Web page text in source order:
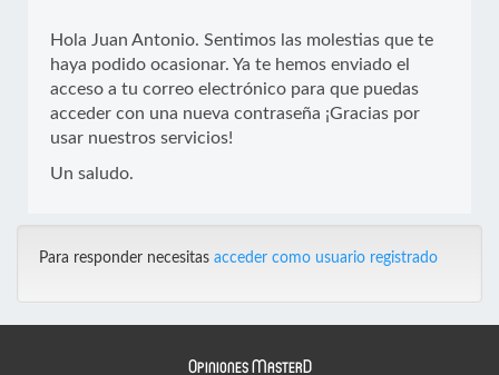
Hola Juan Antonio. Sentimos las molestias que te
haya podido ocasionar. Ya te hemos enviado el
acceso a tu correo electrónico para que puedas
acceder con una nueva contraseña ¡Gracias por
usar nuestros servicios!
Un saludo.
Para responder necesitas acceder como usuario registrado
Opiniones MasterD